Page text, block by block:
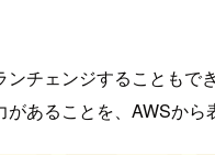
チェンジすることも
あることを、AWSから